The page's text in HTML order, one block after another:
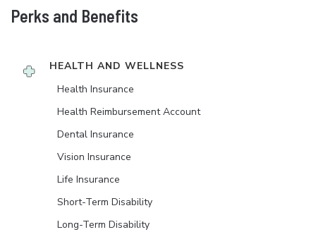
Perks and Benefits
HEALTH AND WELLNESS
Health Insurance
Health Reimbursement Account
Dental Insurance
Vision Insurance
Life Insurance
Short-Term Disability
Long-Term Disability